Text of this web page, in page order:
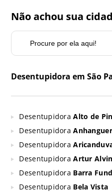
Não achou sua
Desentupidora em São
DesentupidoraAlto de
Desentupidora
Desentupidora
DesentupidoraArtur
Desentupidora Barra
Desentupidora Bela Vista